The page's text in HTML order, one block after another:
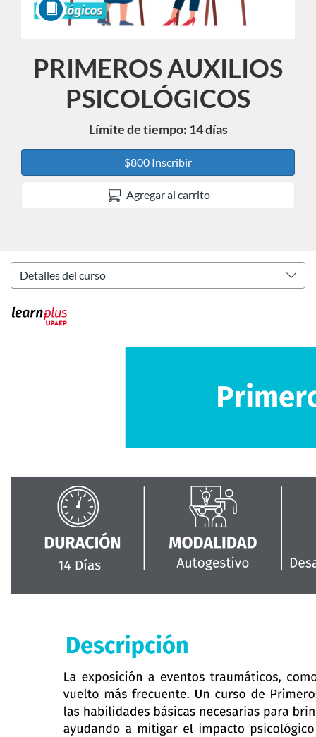
Curso
PRIMEROS AUXILIOS
PSICOLÓGICOS
Límite de tiempo: 14 días
$800 Inscribir
Agregar al carrito